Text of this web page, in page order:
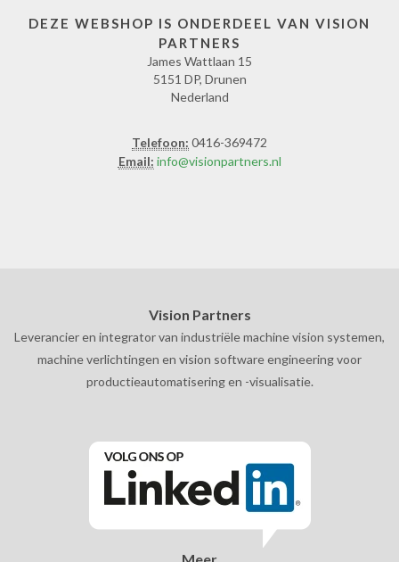
DEZE WEBSHOP IS ONDERDEEL VAN VISION
PARTNERS
James Wattlaan 15
5151 DP, Drunen
Nederland
Telefoon: 0416-369472
Email: info@visionpartners.nl
Vision Partners
Leverancier en integrator van industriële machine vision systemen,
machine verlichtingen en vision software engineering voor
productieautomatisering en -visualisatie.